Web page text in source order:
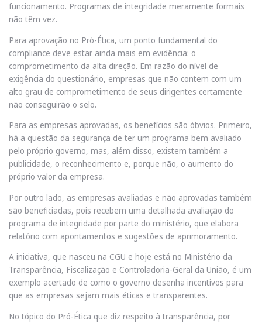
funcionamento. Programas de integridade meramente formais
não têm vez.
Para aprovação no Pró-Ética, um ponto fundamental do
compliance deve estar ainda mais em evidência: o
comprometimento da alta direção. Em razão do nível de
exigência do questionário, empresas que não contem com um
alto grau de comprometimento de seus dirigentes certamente
não conseguirão o selo.
Para as empresas aprovadas, os benefícios são óbvios. Primeiro,
há a questão da segurança de ter um programa bem avaliado
pelo próprio governo, mas, além disso, existem também a
publicidade, o reconhecimento e, porque não, o aumento do
próprio valor da empresa.
Por outro lado, as empresas avaliadas e não aprovadas também
são beneficiadas, pois recebem uma detalhada avaliação do
programa de integridade por parte do ministério, que elabora
relatório com apontamentos e sugestões de aprimoramento.
A iniciativa, que nasceu na CGU e hoje está no Ministério da
Transparência, Fiscalização e Controladoria-Geral da União, é um
exemplo acertado de como o governo desenha incentivos para
que as empresas sejam mais éticas e transparentes.
No tópico do Pró-Ética que diz respeito à transparência, por